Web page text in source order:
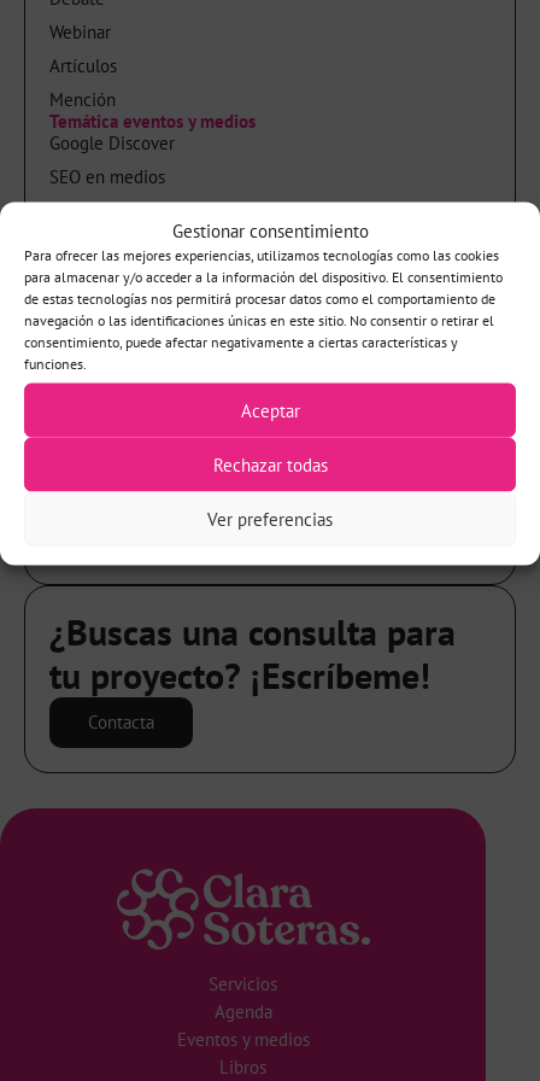
Gestionar consentimiento
Para ofrecer las mejores experiencias, utilizamos tecnologías como las cookies
para almacenar y/o acceder a la información del dispositivo. El consentimiento
de estas tecnologías nos permitirá procesar datos como el comportamiento de
navegación o las identificaciones únicas en este sitio. No consentir o retirar el
consentimiento, puede afectar negativamente a ciertas características y
funciones.
Aceptar
Rechazar todas
Ver preferencias
Webinar
Artículos
Mención
Temática eventos y medios
Google Discover
SEO en medios
SEO Estratégico
SEO de contenidos
Audiencias y medios
Novedades de Google y cambios de algoritmo
IA
Formación
¿Buscas una consulta para
tu proyecto? ¡Escríbeme!
Contacta
Servicios
Agenda
Eventos y medios
Libros